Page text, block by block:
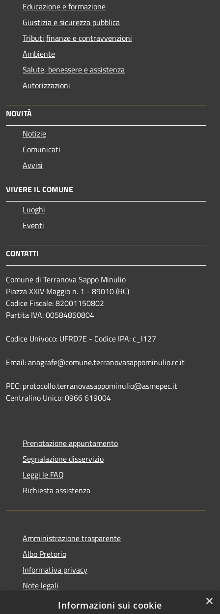
Educazione e formazione
Giustizia e sicurezza pubblica
Tributi,finanze e contravvenzioni
Ambiente
Salute, benessere e assistenza
Autorizzazioni
NOVITÀ
Notizie
Comunicati
Avvisi
VIVERE IL COMUNE
Luoghi
Eventi
CONTATTI
Comune di Terranova Sappo Minulio
Piazza XXIV Maggio n. 1 - 89010 (RC)
Codice Fiscale: 82001150802
Partita IVA: 00584850804
Codice Univoco: UFRD7E - Codice IPA: c_l127
Email: anagrafe@comune.terranovasappominulio.rc.it
PEC: protocollo.terranovasappominulio@asmepec.it
Centralino Unico: 0966 619004
Prenotazione appuntamento
Segnalazione disservizio
Leggi le FAQ
Richiesta assistenza
Amministrazione trasparente
Albo Pretorio
Informativa privacy
Note legali
Dichiarazione di accessibilità
×
Informazioni sui cookie